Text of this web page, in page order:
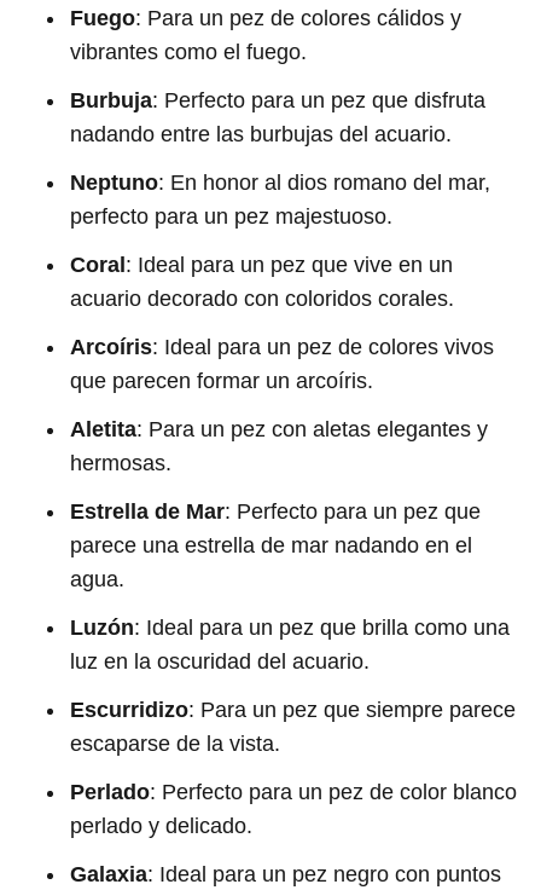
Fuego: Para un pez de colores cálidos y
vibrantes como el fuego.
Burbuja: Perfecto para un pez que disfruta
nadando entre las burbujas del acuario.
Neptuno: En honor al dios romano del mar,
perfecto para un pez majestuoso.
Coral : Ideal para un pez que vive en un
acuario decorado con coloridos corales.
Arcoíris: Ideal para un pez de colores vivos
que parecen formar un arcoíris.
Aletita: Para un pez con aletas elegantes y
hermosas.
Estrella de Mar: Perfecto para un pez que
parece una estrella de mar nadando en el
agua.
Luzón: Ideal para un pez que brilla como una
luz en la oscuridad del acuario.
Escurridizo: Para un pez que siempre parece
escaparse de la vista.
Perlado: Perfecto para un pez de color blanco
perlado y delicado.
Galaxia: Ideal para un pez negro con puntos